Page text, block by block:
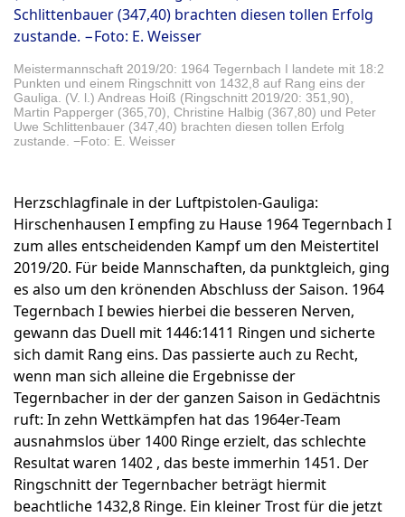
Meistermannschaft 2019/20: 1964 Tegernbach I landete mit 18:2
Punkten und einem Ringschnitt von 1432,8 auf Rang eins der
Gauliga. (V. l.) Andreas Hoiß (Ringschnitt 2019/20: 351,90),
Martin Papperger (365,70), Christine Halbig (367,80) und Peter
Uwe Schlittenbauer (347,40) brachten diesen tollen Erfolg
zustande. −Foto: E. Weisser
Herzschlagfinale in der Luftpistolen-Gauliga:
Hirschenhausen I empfing zu Hause 1964 Tegernbach I
zum alles entscheidenden Kampf um den Meistertitel
2019/20. Für beide Mannschaften, da punktgleich, ging
es also um den krönenden Abschluss der Saison. 1964
Tegernbach I bewies hierbei die besseren Nerven,
gewann das Duell mit 1446:1411 Ringen und sicherte
sich damit Rang eins. Das passierte auch zu Recht,
wenn man sich alleine die Ergebnisse der
Tegernbacher in der der ganzen Saison in Gedächtnis
ruft: In zehn Wettkämpfen hat das 1964er-Team
ausnahmslos über 1400 Ringe erzielt, das schlechte
Resultat waren 1402 , das beste immerhin 1451. Der
Ringschnitt der Tegernbacher beträgt hiermit
beachtliche 1432,8 Ringe. Ein kleiner Trost für die jetzt